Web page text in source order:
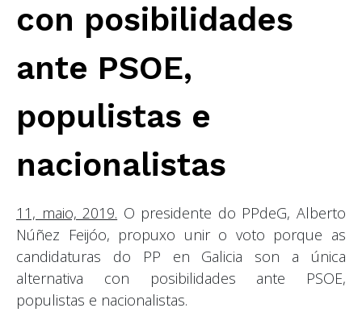
con posibilidades
ante PSOE,
populistas e
nacionalistas
11, maio, 2019. O presidente do PPdeG, Alberto
Núñez Feijóo, propuxo unir o voto porque as
candidaturas do PP en Galicia son a única
alternativa con posibilidades ante PSOE,
populistas e nacionalistas.